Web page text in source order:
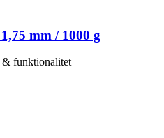
mm / 1000 g
& funktionalitet